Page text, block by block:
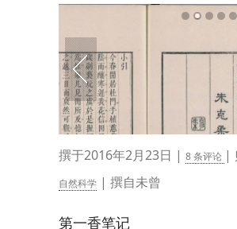
撰于2016年2月23日 | 8 条评论 |
自然科学 | 撰自未曾
第一香笔记